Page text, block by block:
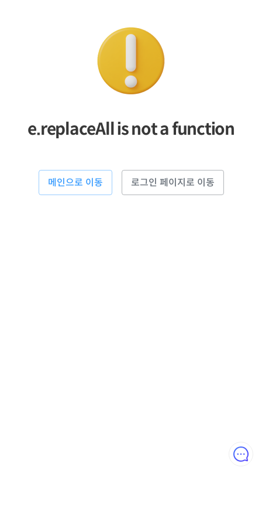
e.replaceAll is not a function
메인으로 이동 로그인 페이지로 이동